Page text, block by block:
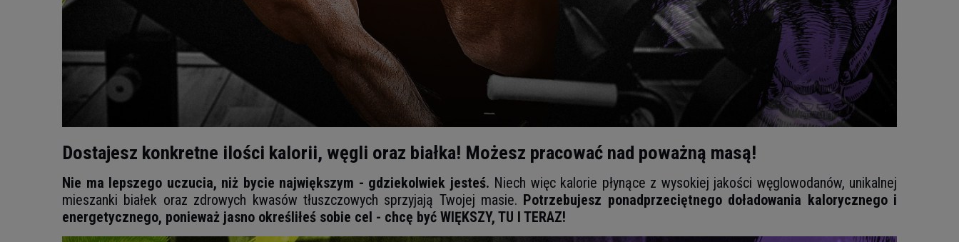
Dostajesz konkretne ilości kalorii, węgli oraz białka! Możesz pracować nad poważną masą!
Nie ma lepszego uczucia, niż bycie największym - gdziekolwiek jesteś. Niech więc kalorie płynące z wysokiej jakości węglowodanów, unikalnej
mieszanki białek oraz zdrowych kwasów tłuszczowych sprzyjają Twojej masie. Potrzebujesz ponadprzeciętnego doładowania kalorycznego i
energetycznego, ponieważ jasno określiłeś sobie cel - chcę być WIĘKSZY, TU I TERAZ!